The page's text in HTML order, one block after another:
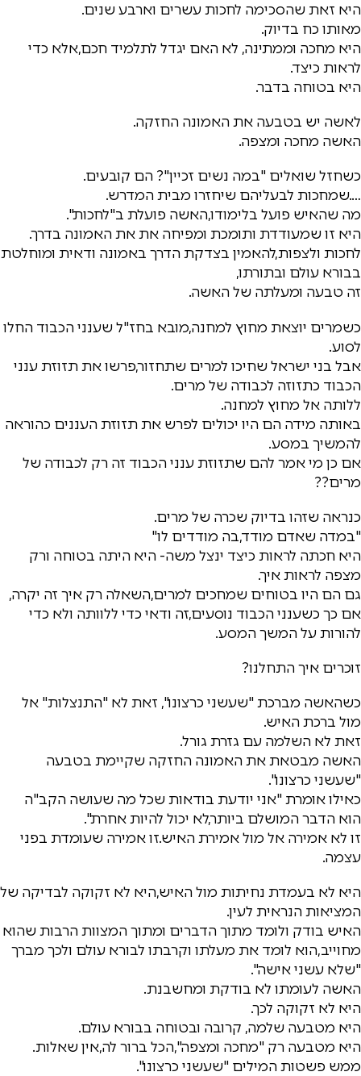
היא זאת שהסכימה לחכות עשרים וארבע שנים.
מאותו כח בדיוק.
היא מחכה וממתינה, לא האם יגדל לתלמיד חכם,אלא כדי
לראות כיצד.
היא בטוחה בדבר.
לאשה יש בטבעה את האמונה החזקה.
האשה מחכה ומצפה.
כשחזל שואלים "במה נשים זכיין"? הם קובעים.
….שמחכות לבעליהם שיחזרו מבית המדרש.
מה שהאיש פועל בלימודו,האשה פועלת ב"לחכות".
היא זו שמעודדת ותומכת ומפיחה את את האמונה בדרך.
לחכות ולצפות,להאמין בצדקת הדרך באמונה ודאית ומוחלטת
בבורא עולם ובתורתו,
זה טבעה ומעלתה של האשה.
כשמרים יוצאת מחוץ למחנה,מובא בחז"ל שענני הכבוד החלו
לסוע.
אבל בני ישראל שחיכו למרים שתחזור,פרשו את תזוזת ענני
הכבוד כתזוזה לכבודה של מרים.
ללותה אל מחוץ למחנה.
באותה מידה הם היו יכולים לפרש את תזוזת העננים כהוראה
להמשיך במסע.
אם כן מי אמר להם שתזוזת ענני הכבוד זה רק לכבודה של
מרים??
כנראה שזהו בדיוק שכרה של מרים.
"במדה שאדם מודד,בה מודדים לו"
היא חכתה לראות כיצד ינצל משה- היא היתה בטוחה ורק
מצפה לראות איך.
גם הם היו בטוחים שמחכים למרים,השאלה רק איך זה יקרה,
אם כך כשענני הכבוד נוסעים,זה ודאי כדי ללוותה ולא כדי
להורות על המשך המסע.
זוכרים איך התחלנו?
כשהאשה מברכת "שעשני כרצונו", זאת לא "התנצלות" אל
מול ברכת האיש.
זאת לא השלמה עם גזרת גורל.
האשה מבטאת את האמונה החזקה שקיימת בטבעה
"שעשני כרצונו".
כאילו אומרת "אני יודעת בודאות שכל מה שעושה הקב"ה
הוא הדבר המושלם ביותר,לא יכול להיות אחרת".
זו לא אמירה אל מול אמירת האיש.זו אמירה שעומדת בפני
עצמה.
היא לא בעמדת נחיתות מול האיש,היא לא זקוקה לבדיקה של
המציאות הנראית לעין.
האיש בודק ולומד מתוך הדברים ומתוך המצוות הרבות שהוא
מחוייב,הוא לומד את מעלתו וקרבתו לבורא עולם ולכך מברך
"שלא עשני אישה".
האשה לעומתו לא בודקת ומחשבנת.
היא לא זקוקה לכך.
היא מטבעה שלמה, קרובה ובטוחה בבורא עולם.
היא מטבעה רק "מחכה ומצפה",הכל ברור לה,אין שאלות.
ממש פשטות המילים "שעשני כרצונו".